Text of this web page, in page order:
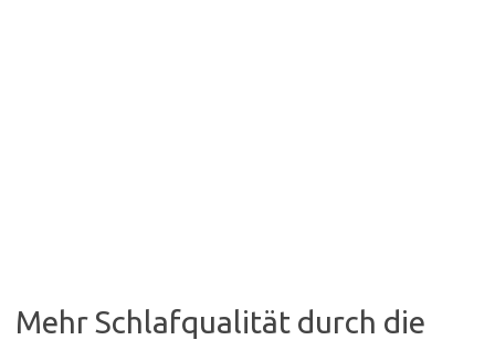
Mehr Schlafqualität durch die